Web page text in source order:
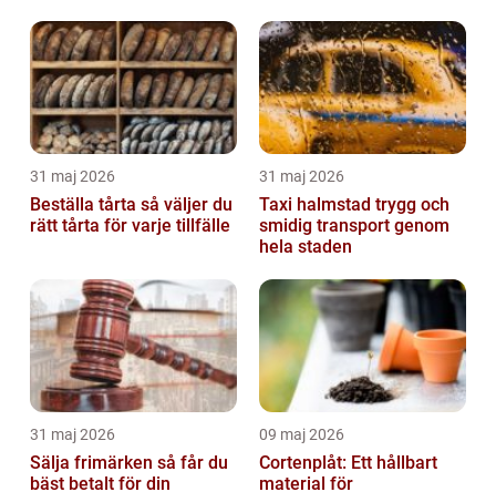
31 maj 2026
Beställa tårta så väljer du
rätt tårta för varje tillfälle
31 maj 2026
Taxi halmstad trygg och
smidig transport genom
hela staden
31 maj 2026
Sälja frimärken så får du
bäst betalt för din
09 maj 2026
Cortenplåt: Ett hållbart
material för